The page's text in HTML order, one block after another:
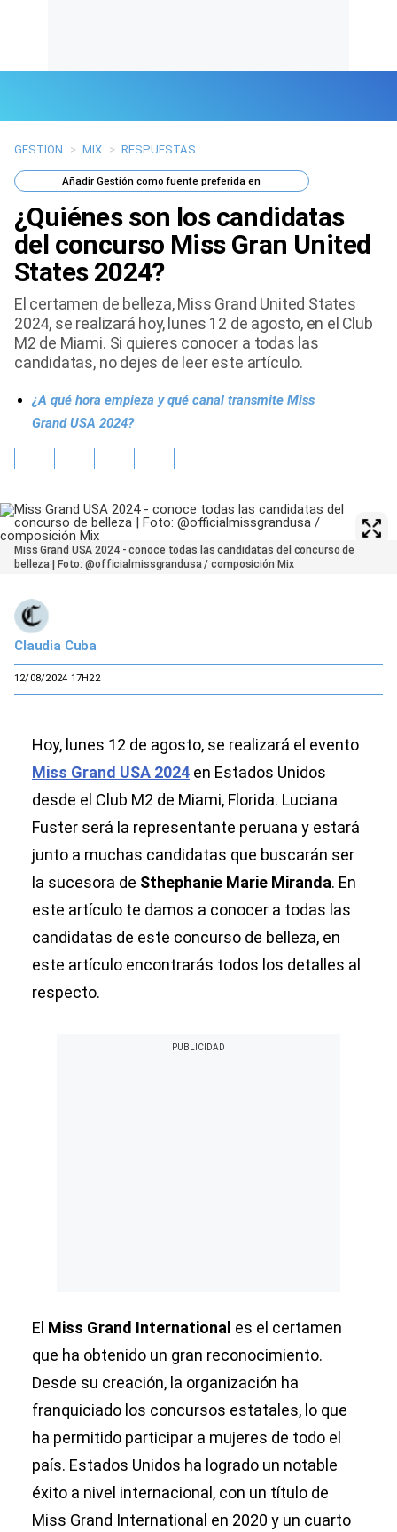
Últimas Noticias
Mi Bolsillo
Respuestas
Gente
Vida Laboral
Tendencias Mix
Sports
GESTION > MIX > RESPUESTAS
AñadirGestión como fuente preferida en
¿Quiénes son los candidatas
del concurso Miss Gran United
States 2024?
El certamen de belleza, Miss Grand United States
2024, se realizará hoy, lunes 12 de agosto, en el Club
M2 de Miami. Si quieres conocer a todas las
candidatas, no dejes de leer este artículo.
¿A qué hora empieza y qué canal transmite Miss
Grand USA 2024?
Miss Grand USA 2024 - conoce todas las candidatas del concurso de
belleza | Foto: @officialmissgrandusa / composición Mix
Claudia Cuba
12/08/2024 17H22
Hoy, lunes 12 de agosto, se realizará el evento
Miss Grand USA 2024 en Estados Unidos
desde el Club M2 de Miami, Florida. Luciana
Fuster será la representante peruana y estará
junto a muchas candidatas que buscarán ser
la sucesora de Sthephanie Marie Miranda. En
este artículo te damos a conocer a todas las
candidatas de este concurso de belleza, en
este artículo encontrarás todos los detalles al
respecto.
El Miss Grand International es el certamen
que ha obtenido un gran reconocimiento.
Desde su creación, la organización ha
franquiciado los concursos estatales, lo que
ha permitido participar a mujeres de todo el
país. Estados Unidos ha logrado un notable
éxito a nivel internacional, con un título de
Miss Grand International en 2020 y un cuarto